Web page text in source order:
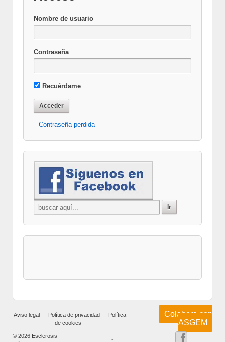
Nombre de usuario
Contraseña
Recuérdame
Contraseña perdida
Aviso legal Política de privacidad
Política
de cookies
Colabora con
ASGEM
© 2026 Esclerosis
↑